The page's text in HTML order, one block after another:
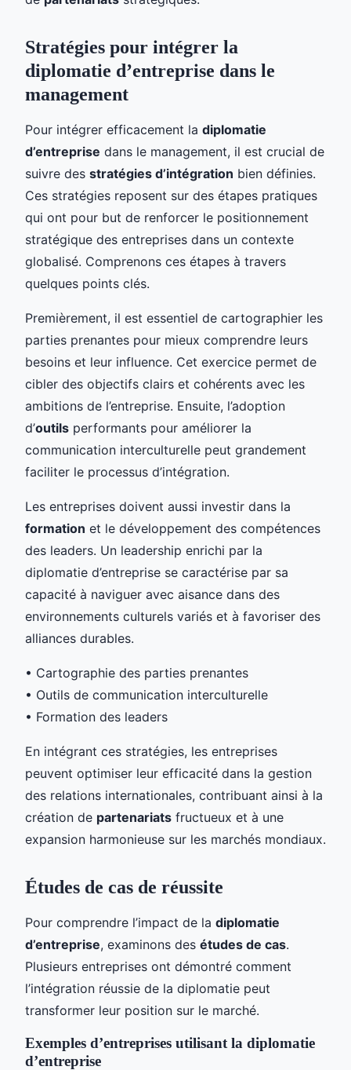
Stratégies pour intégrer la
diplomatie d’entreprise dans le
management
Pour intégrer efficacement la diplomatie
d’entreprise dans le management, il est crucial de
suivre des stratégies d’intégration bien définies.
Ces stratégies reposent sur des étapes pratiques
qui ont pour but de renforcer le positionnement
stratégique des entreprises dans un contexte
globalisé. Comprenons ces étapes à travers
quelques points clés.
Premièrement, il est essentiel de cartographier les
parties prenantes pour mieux comprendre leurs
besoins et leur influence. Cet exercice permet de
cibler des objectifs clairs et cohérents avec les
ambitions de l’entreprise. Ensuite, l’adoption
d’outils performants pour améliorer la
communication interculturelle peut grandement
faciliter le processus d’intégration.
Les entreprises doivent aussi investir dans la
formation et le développement des compétences
des leaders. Un leadership enrichi par la
diplomatie d’entreprise se caractérise par sa
capacité à naviguer avec aisance dans des
environnements culturels variés et à favoriser des
alliances durables.
• Cartographie des parties prenantes
• Outils de communication interculturelle
• Formation des leaders
En intégrant ces stratégies, les entreprises
peuvent optimiser leur efficacité dans la gestion
des relations internationales, contribuant ainsi à la
création de partenariats fructueux et à une
expansion harmonieuse sur les marchés mondiaux.
Études de cas de réussite
Pour comprendre l’impact de la diplomatie
d’entreprise, examinons des études de cas.
Plusieurs entreprises ont démontré comment
l’intégration réussie de la diplomatie peut
transformer leur position sur le marché.
Exemples d’entreprises utilisant la diplomatie
d’entreprise